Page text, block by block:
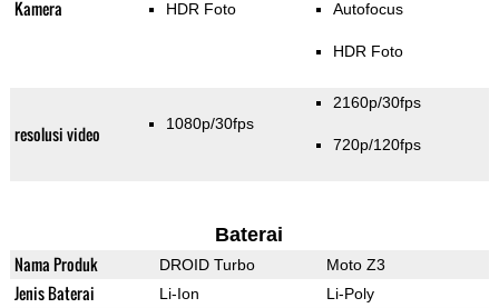
Kamera
HDR Foto Autofocus
HDR Foto
resolusi video 1080p/30fps
2160p/30fps
720p/120fps
Baterai
Nama Produk DROID Turbo Moto Z3
Jenis Baterai Li-Ion Li-Poly